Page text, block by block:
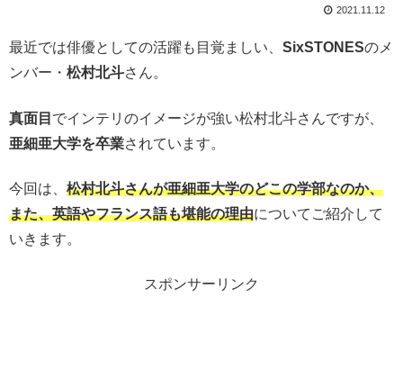
2021.11.12
最近では俳優としての活躍も目覚ましい、 SixSTONESのメ
ンバー・ 松村北斗さん。
真面目 でインテリのイメージが強い松村北斗さんですが、
亜細亜大学を卒業されています。
今回は、 松村北斗さんが亜細亜大学のどこの学部なのか、
また、英語やフランス語も堪能の理由についてご紹介して
いきます。
スポンサーリンク